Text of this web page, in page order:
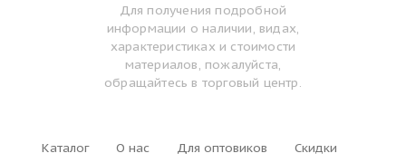
Для получения подробной
информации о наличии, видах,
характеристиках и стоимости
материалов, пожалуйста,
обращайтесь в торговый центр.
Каталог О нас Для оптовиков Скидки